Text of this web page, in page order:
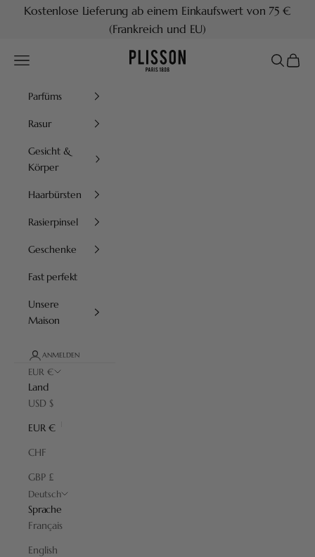
Zum Inhalt springen
Kostenlose Lieferung ab einem Einkaufswert von 75 €
(Frankreich und EU)
Plisson 1808
Menü Suchen
Parfüms
Rasur
Gesicht &
Körper
Haarbürsten
Rasierpinsel
Geschenke
Fast perfekt
Unsere
Maison
ANMELDEN
EUR €
Land
USD $
EUR €
CHF
GBP £
Deutsch
Sprache
Français
English